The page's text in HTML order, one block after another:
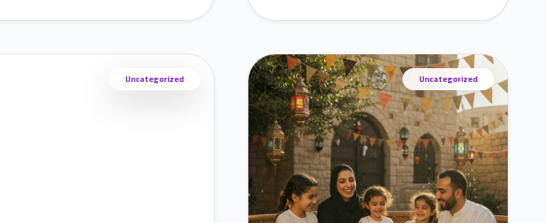
Uncategorized
Uncategorized